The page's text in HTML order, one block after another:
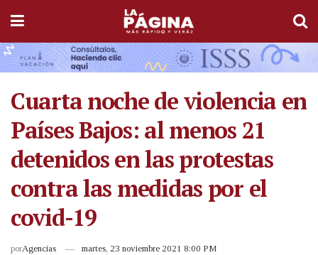
Cuarta noche de violencia en
Países Bajos: al menos 21
detenidos en las protestas
contra las medidas por el
covid-19
porAgencias martes, 23 noviembre 2021 8:00 PM